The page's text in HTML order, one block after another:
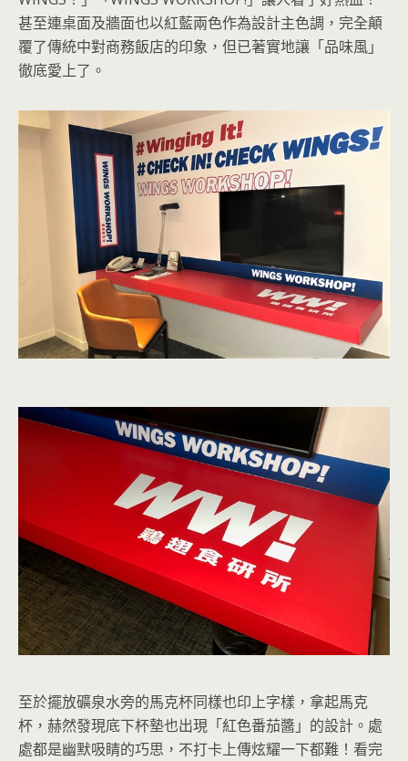
甚至連桌面及牆面也以紅藍兩色作為設計主色調，完全顛
覆了傳統中對商務飯店的印象，但已著實地讓「品味風」
徹底愛上了。
至於擺放礦泉水旁的馬克杯同樣也印上字樣，拿起馬克
杯，赫然發現底下杯墊也出現「紅色番茄醬」的設計。處
處都是幽默吸睛的巧思，不打卡上傳炫耀一下都難！看完